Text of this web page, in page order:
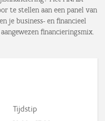
te stellen aan een panel van
je business- en financieel
financieringsmix.
Tijdstip